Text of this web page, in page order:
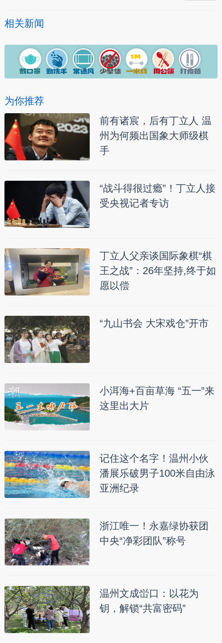
相关新闻
为你推荐
前有诸宸，后有丁立人 温
州为何频出国象大师级棋
手
“战斗得很过瘾”！丁立人接
受央视记者专访
丁立人父亲谈国际象棋“棋
王之战”：26年坚持,终于如
愿以偿
“九山书会 大宋戏仓”开市
小洱海+百亩草海 “五一”来
这里出大片
记住这个名字！温州小伙
潘展乐破男子100米自由泳
亚洲纪录
浙江唯一！永嘉绿协获团
中央“净彩团队”称号
温州文成峃口：以花为
钥，解锁“共富密码”